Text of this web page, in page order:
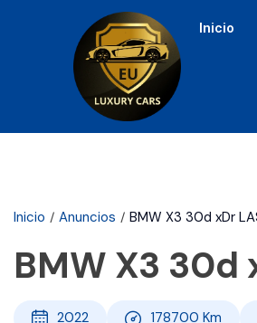
Inicio
Inicio Anuncios BMW X3 30d xDr
BMW X3 30d
2022 178700 Km